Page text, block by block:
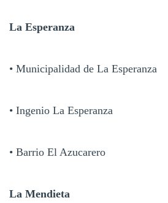
La Esperanza
• Municipalidad de La Esperanza
• Ingenio La Esperanza
• Barrio El Azucarero
La Mendieta